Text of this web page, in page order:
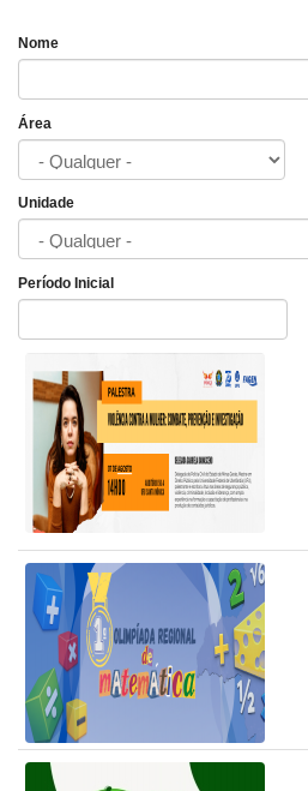
Nome
Área
Unidade
Período Inicial